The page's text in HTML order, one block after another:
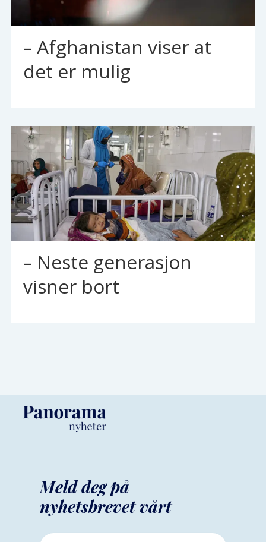
– Afghanistan viser at
det er mulig
– Neste generasjon
visner bort
Meld deg på
nyhetsbrevet vårt